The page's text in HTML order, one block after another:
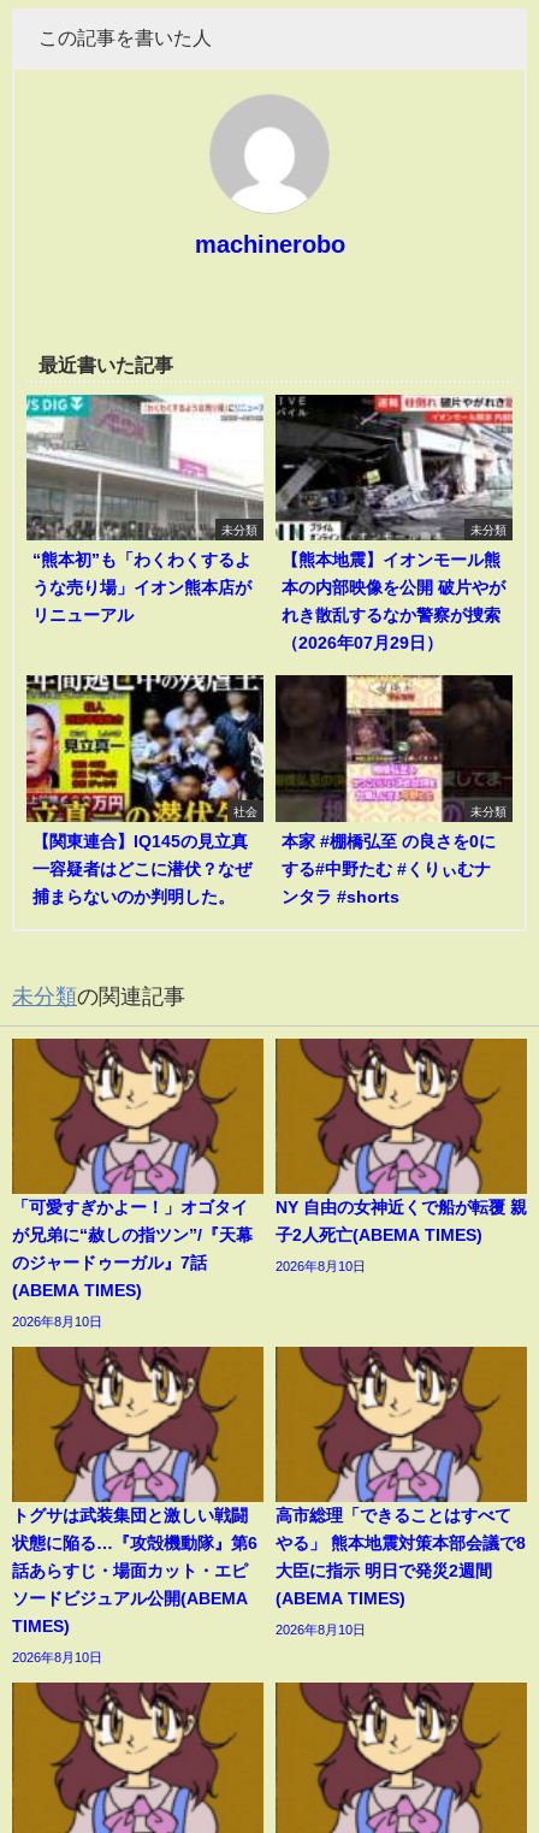
この記事を書いた人
machinerobo
最近書いた記事
未分類
“熊本初”も「わくわくするよ
うな売り場」イオン熊本店が
リニューアル
未分類
【熊本地震】イオンモール熊
本の内部映像を公開 破片やが
れき散乱するなか警察が捜索
（2026年07月29日）
社会
【関東連合】IQ145の見立真
一容疑者はどこに潜伏？なぜ
捕まらないのか判明した。
未分類
本家 #棚橋弘至 の良さを0に
する#中野たむ #くりぃむナ
ンタラ #shorts
未分類の関連記事
「可愛すぎかよー！」オゴタイ
が兄弟に“赦しの指ツン”/『天幕
のジャードゥーガル』7話
(ABEMA TIMES)
2026年8月10日
NY 自由の女神近くで船が転覆 親
子2人死亡(ABEMA TIMES)
2026年8月10日
トグサは武装集団と激しい戦闘
状態に陥る…『攻殻機動隊』第6
話あらすじ・場面カット・エピ
ソードビジュアル公開(ABEMA
TIMES)
2026年8月10日
高市総理「できることはすべて
やる」 熊本地震対策本部会議で8
大臣に指示 明日で発災2週間
(ABEMA TIMES)
2026年8月10日